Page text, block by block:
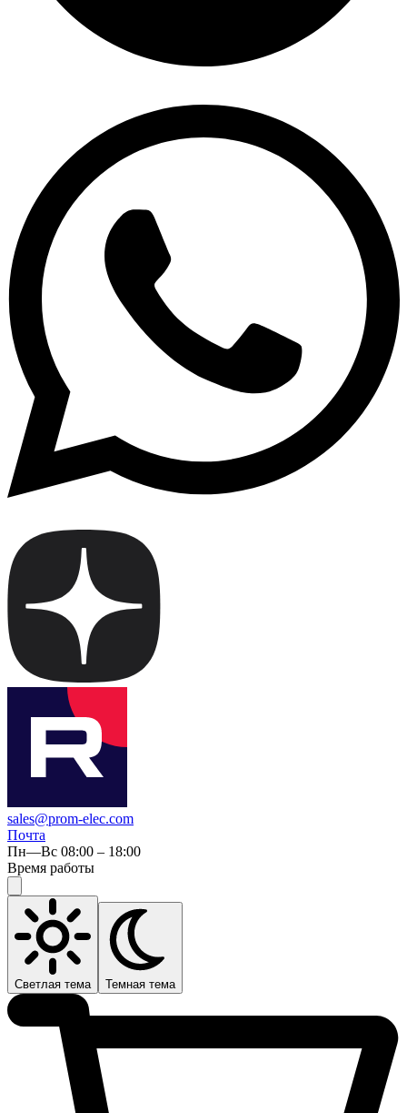
sales@prom-elec.com
Почта
Пн—Вс 08:00 – 18:00
Время работы
Светлая тема Темная тема